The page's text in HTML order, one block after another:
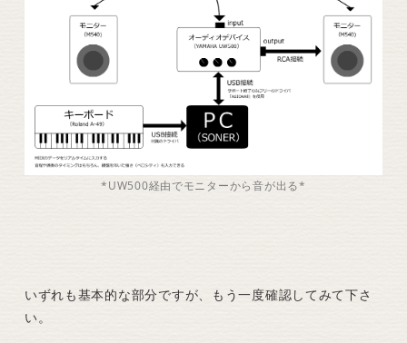
*UW500経由でモニターから音が出る*
いずれも基本的な部分ですが、もう一度確認してみて下さ
い。